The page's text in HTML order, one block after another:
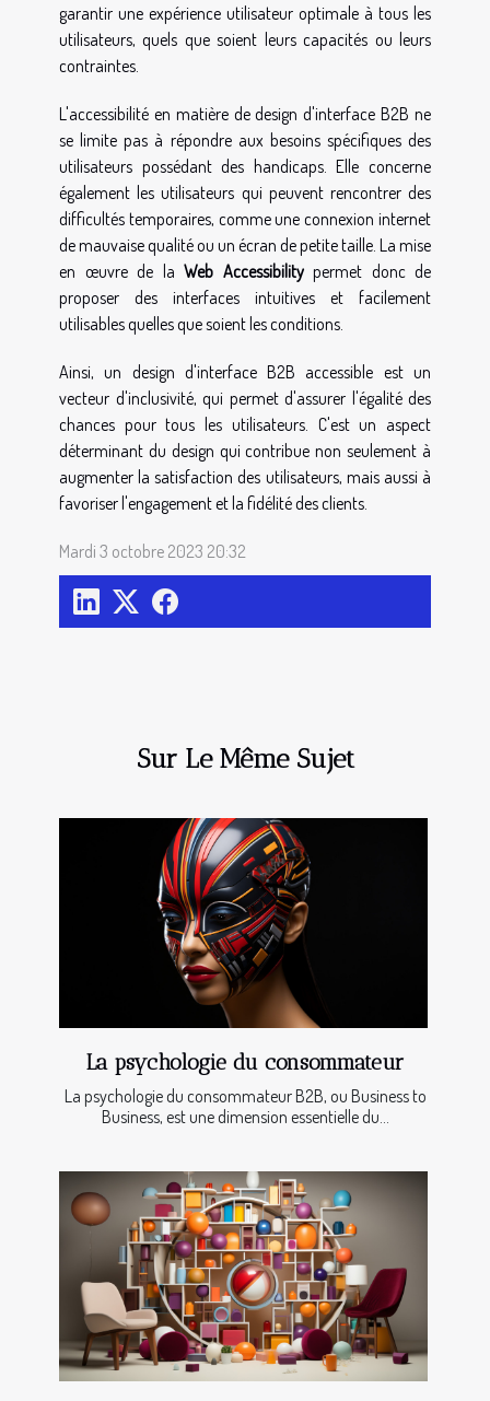
garantir une expérience utilisateur optimale à tous les
utilisateurs, quels que soient leurs capacités ou leurs
contraintes.
L'accessibilité en matière de design d'interface B2B ne
se limite pas à répondre aux besoins spécifiques des
utilisateurs possédant des handicaps. Elle concerne
également les utilisateurs qui peuvent rencontrer des
difficultés temporaires, comme une connexion internet
de mauvaise qualité ou un écran de petite taille. La mise
en œuvre de la Web Accessibilitypermet donc de
proposer des interfaces intuitives et facilement
utilisables quelles que soient les conditions.
Ainsi, un design d'interface B2B accessible est un
vecteur d'inclusivité, qui permet d'assurer l'égalité des
chances pour tous les utilisateurs. C'est un aspect
déterminant du design qui contribue non seulement à
augmenter la satisfaction des utilisateurs, mais aussi à
favoriser l'engagement et la fidélité des clients.
Mardi 3 octobre 2023 20:32
Sur Le Même Sujet
La psychologie du consommateur
La psychologie du consommateur B2B, ou Business to
Business, est une dimension essentielle du...